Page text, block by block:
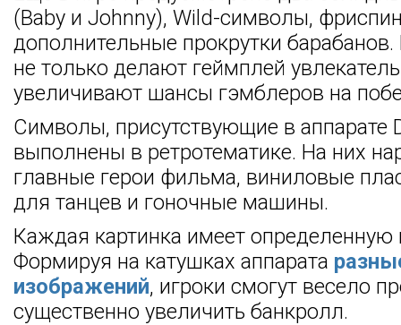
(Baby и Johnny), Wild-символы,
дополнительные прокрутки барабанов.
не только делают геймплей
увеличивают шансы гэмблеров на
Символы, присутствующие в аппарате
выполнены в ретротематике. На них
главные герои фильма, виниловые
для танцев и гоночные машины.
Каждая картинка имеет определенную
Формируя на катушках аппарата
изображений, игроки смогут весело
существенно увеличить банкролл.